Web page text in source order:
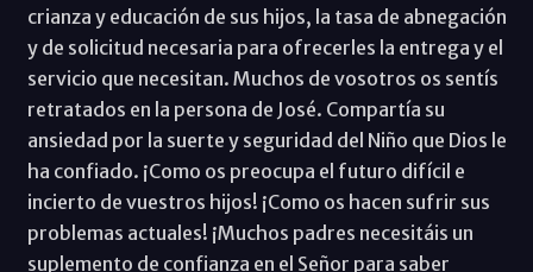
crianza y educación de sus hijos, la tasa de abnegación
y de solicitud necesaria para ofrecerles la entrega y el
servicio que necesitan. Muchos de vosotros os sentís
retratados en la persona de José. Compartía su
ansiedad por la suerte y seguridad del Niño que Dios le
ha confiado. ¡Como os preocupa el futuro difícil e
incierto de vuestros hijos! ¡Como os hacen sufrir sus
problemas actuales! ¡Muchos padres necesitáis un
suplemento de confianza en el Señor para saber